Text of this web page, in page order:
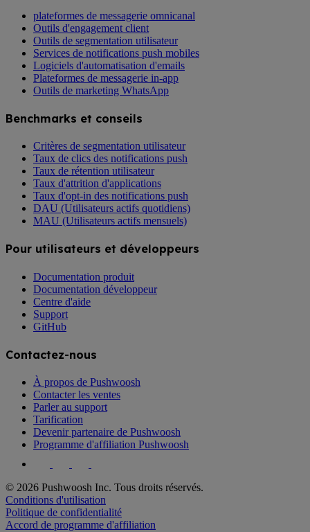
plateformes de messagerie omnicanal
Outils d'engagement client
Outils de segmentation utilisateur
Services de notifications push mobiles
Logiciels d'automatisation d'emails
Plateformes de messagerie in-app
Outils de marketing WhatsApp
Benchmarks et conseils
Critères de segmentation utilisateur
Taux de clics des notifications push
Taux de rétention utilisateur
Taux d'attrition d'applications
Taux d'opt-in des notifications push
DAU (Utilisateurs actifs quotidiens)
MAU (Utilisateurs actifs mensuels)
Pour utilisateurs et développeurs
Documentation produit
Documentation développeur
Centre d'aide
Support
GitHub
Contactez-nous
À propos de Pushwoosh
Contacter les ventes
Parler au support
Tarification
Devenir partenaire de Pushwoosh
Programme d'affiliation Pushwoosh
© 2026 Pushwoosh Inc. Tous droits réservés.
Conditions d'utilisation
Politique de confidentialité
Accord de programme d'affiliation